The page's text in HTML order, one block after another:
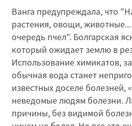
Ванга предупреждала, что
растения, овощи,
очередь пчел". Болгарская
который ожидает землю в
Использование химикатов,
обычная вода станет
известных доселе
неведомые людям болезни.
причины, без видимой